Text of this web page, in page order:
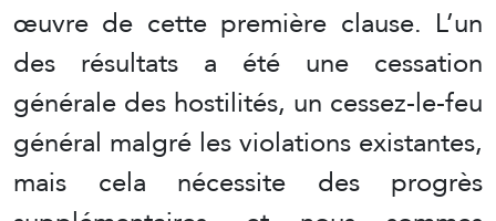
œuvre de cette première clause. L’un
des résultats a été une cessation
générale des hostilités, un cessez-le-feu
général malgré les violations existantes,
mais cela nécessite des progrès